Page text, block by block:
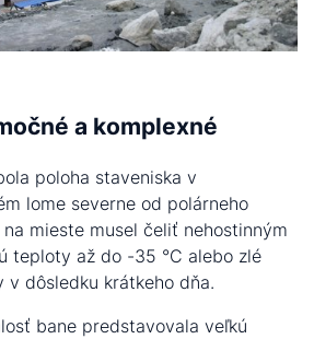
a komplexné
poloha staveniska v
lome severne od polárneho
na mieste musel čeliť nehostinným
teploty až do -35 °C alebo zlé
v dôsledku krátkeho dňa.
bane predstavovala veľkú